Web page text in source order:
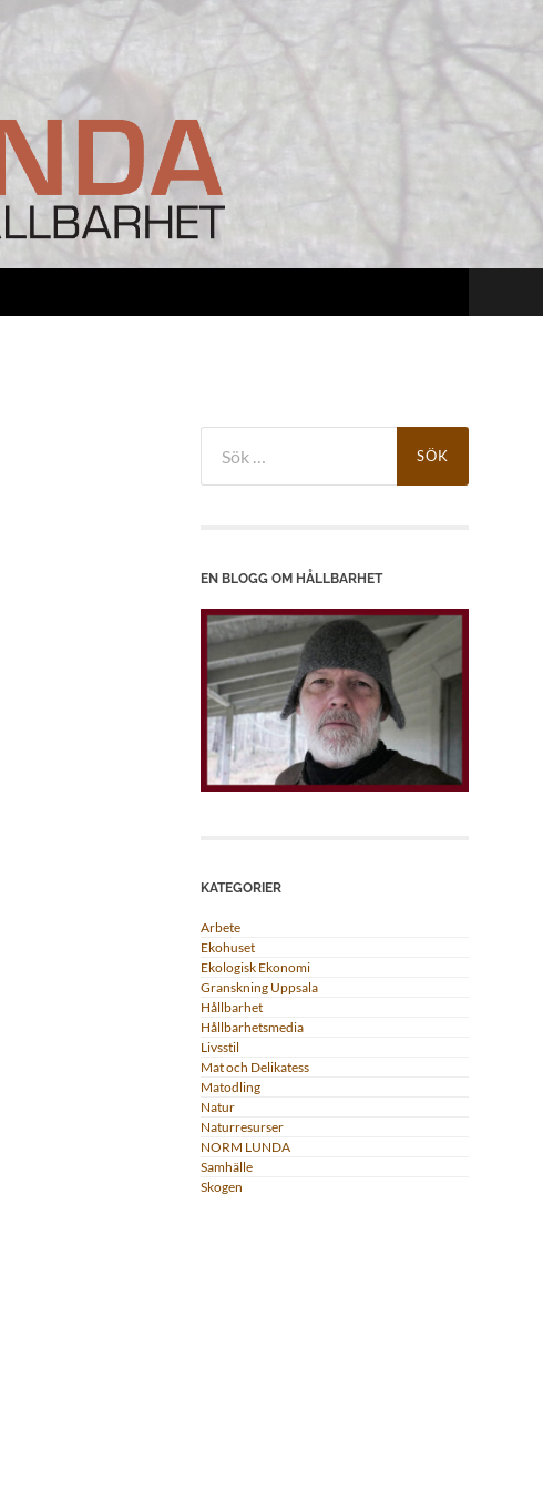
efter:
EN BLOGG OM HÅLLBARHET
KATEGORIER
Arbete
Ekohuset
Ekologisk Ekonomi
Granskning Uppsala
Hållbarhet
Hållbarhetsmedia
Livsstil
Mat och Delikatess
Matodling
Natur
Naturresurser
NORM LUNDA
Samhälle
Skogen